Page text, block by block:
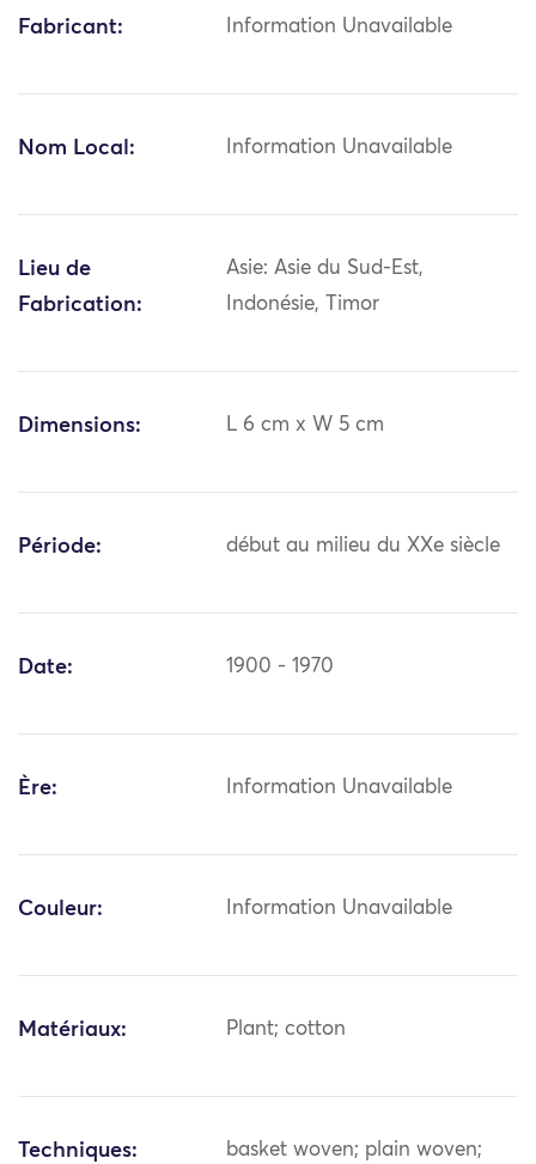
Fabricant: Information Unavailable
Nom Local: Information Unavailable
Lieu de
Fabrication:
Asie: Asie du Sud-Est,
Indonésie, Timor
Dimensions: L 6 cm x W 5 cm
Période: début au milieu du XXe siècle
Date: 1900 - 1970
Ère: Information Unavailable
Couleur: Information Unavailable
Matériaux: Plant; cotton
Techniques:
basket woven; plain woven;